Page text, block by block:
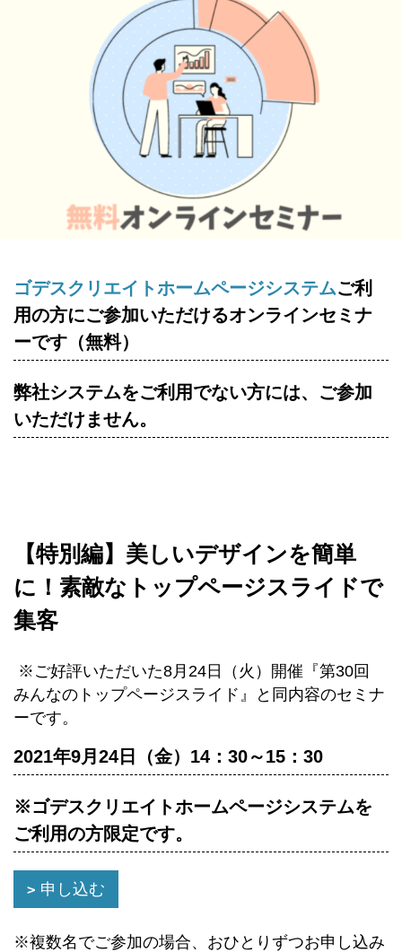
ゴデスクリエイトホームページシステムご利
用の方にご参加いただけるオンラインセミナ
ーです（無料）
弊社システムをご利用でない方には、ご参加
いただけません。
【特別編】美しいデザインを簡単
に！素敵なトップページスライドで
集客
※ご好評いただいた8月24日（火）開催『第30回
みんなのトップページスライド』と同内容のセミナ
ーです。
2021年9月24日（金）14：30～15：30
※ゴデスクリエイトホームページシステムを
ご利用の方限定です。
申し込む
※複数名でご参加の場合、おひとりずつお申し込み